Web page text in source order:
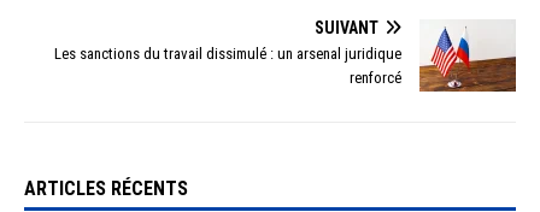
SUIVANT
Les sanctions du travail dissimulé : un arsenal juridique
renforcé
ARTICLES RÉCENTS